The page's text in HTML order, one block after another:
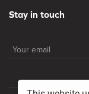
Stay in touch